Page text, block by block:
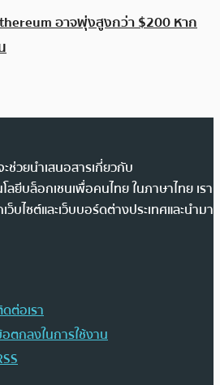
อาจพุ่งสูงกว่า $200 หาก
ช่วยนำเสนอสารเกี่ยวกับ
ลยีบล็อกเชนเพื่อคนไทย ในภาษาไทย เรา
ไซต์และเว็บบอร์ดต่างประเทศและนำมา
ต่อเรา
ตกลงในการใช้งาน